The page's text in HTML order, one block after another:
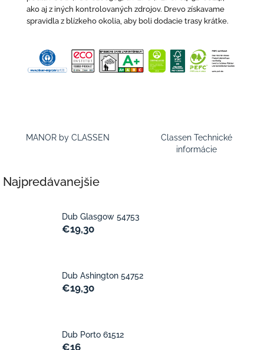
ako aj z iných kontrolovaných zdrojov. Drevo získavame
spravidla z blízkeho okolia, aby boli dodacie trasy krátke.
MANOR by CLASSEN
Classen Technické
informácie
Najpredávanejšie
Dub Glasgow 54753
€19,30
Dub Ashington 54752
€19,30
Dub Porto 61512
€16